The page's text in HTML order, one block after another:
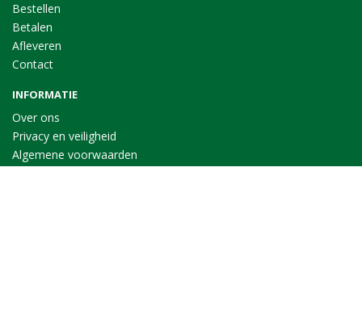
Bestellen
Betalen
Afleveren
Contact
INFORMATIE
Over ons
Privacy en veiligheid
Algemene voorwaarden